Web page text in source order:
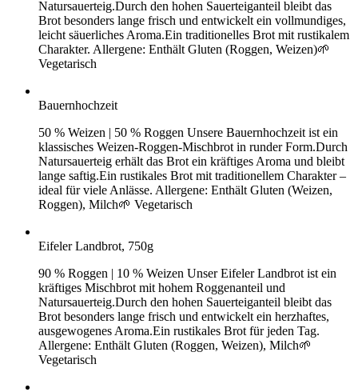
Natursauerteig.Durch den hohen Sauerteiganteil bleibt das
Brot besonders lange frisch und entwickelt ein vollmundiges,
leicht säuerliches Aroma.Ein traditionelles Brot mit rustikalem
Charakter. Allergene: Enthält Gluten (Roggen, Weizen)🌱
Vegetarisch
Bauernhochzeit
50 % Weizen | 50 % Roggen Unsere Bauernhochzeit ist ein
klassisches Weizen-Roggen-Mischbrot in runder Form.Durch
Natursauerteig erhält das Brot ein kräftiges Aroma und bleibt
lange saftig.Ein rustikales Brot mit traditionellem Charakter –
ideal für viele Anlässe. Allergene: Enthält Gluten (Weizen,
Roggen), Milch🌱 Vegetarisch
Eifeler Landbrot, 750g
90 % Roggen | 10 % Weizen Unser Eifeler Landbrot ist ein
kräftiges Mischbrot mit hohem Roggenanteil und
Natursauerteig.Durch den hohen Sauerteiganteil bleibt das
Brot besonders lange frisch und entwickelt ein herzhaftes,
ausgewogenes Aroma.Ein rustikales Brot für jeden Tag.
Allergene: Enthält Gluten (Roggen, Weizen), Milch🌱
Vegetarisch